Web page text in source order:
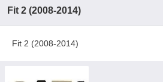
Fit 2 (2008-2014)
Fit 2 (2008-2014)